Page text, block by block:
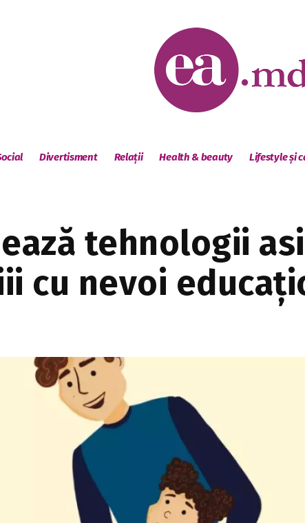
Divertisment Relații Health & beauty Lifestyle și
tehnologii
cu nevoi